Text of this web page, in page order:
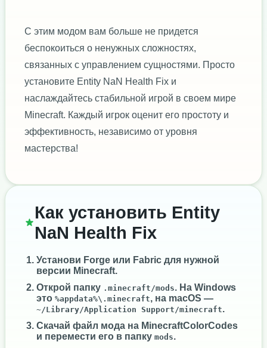
С этим модом вам больше не придется
беспокоиться о ненужных сложностях,
связанных с управлением сущностями. Просто
установите Entity NaN Health Fix и
наслаждайтесь стабильной игрой в своем мире
Minecraft. Каждый игрок оценит его простоту и
эффективность, независимо от уровня
мастерства!
Как установить Entity
NaN Health Fix
Установи Forge или Fabric для нужной
версии Minecraft.
Открой папку .minecraft/mods. На Windows
это %appdata%\.minecraft, на macOS —
~/Library/Application Support/minecraft.
Скачай файл мода на MinecraftColorCodes
и перемести его в папку mods.